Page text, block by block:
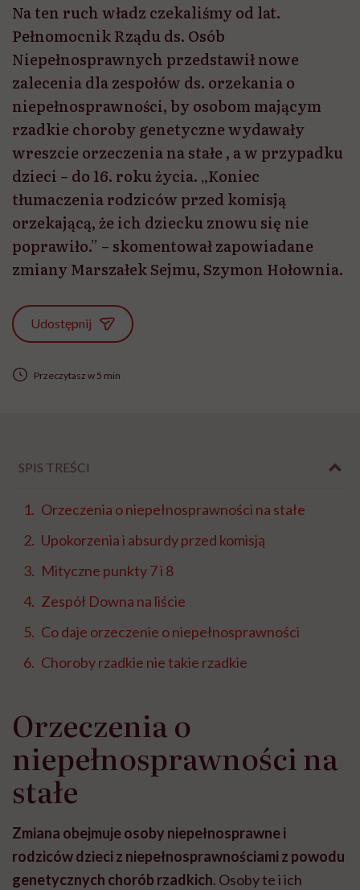
Na ten ruch władz czekaliśmy od lat.
Pełnomocnik Rządu ds. Osób
Niepełnosprawnych przedstawił nowe
zalecenia dla zespołów ds. orzekania o
niepełnosprawności, by osobom mającym
rzadkie choroby genetyczne wydawały
wreszcie orzeczenia na stałe , a w przypadku
dzieci – do 16. roku życia. „Koniec
tłumaczenia rodziców przed komisją
orzekającą, że ich dziecku znowu się nie
poprawiło.” – skomentował zapowiadane
zmiany Marszałek Sejmu, Szymon Hołownia.
Udostępnij
Przeczytasz w 5 min
SPIS TREŚCI
Orzeczenia o niepełnosprawności na stałe
Upokorzenia i absurdy przed komisją
Mityczne punkty 7 i 8
Zespół Downa na liście
Co daje orzeczenie o niepełnosprawności
Choroby rzadkie nie takie rzadkie
Orzeczenia o
niepełnosprawności na
stałe
Zmiana obejmuje osoby niepełnosprawne i
rodziców dzieci z niepełnosprawnościami z powodu
genetycznych chorób rzadkich. Osoby te i ich